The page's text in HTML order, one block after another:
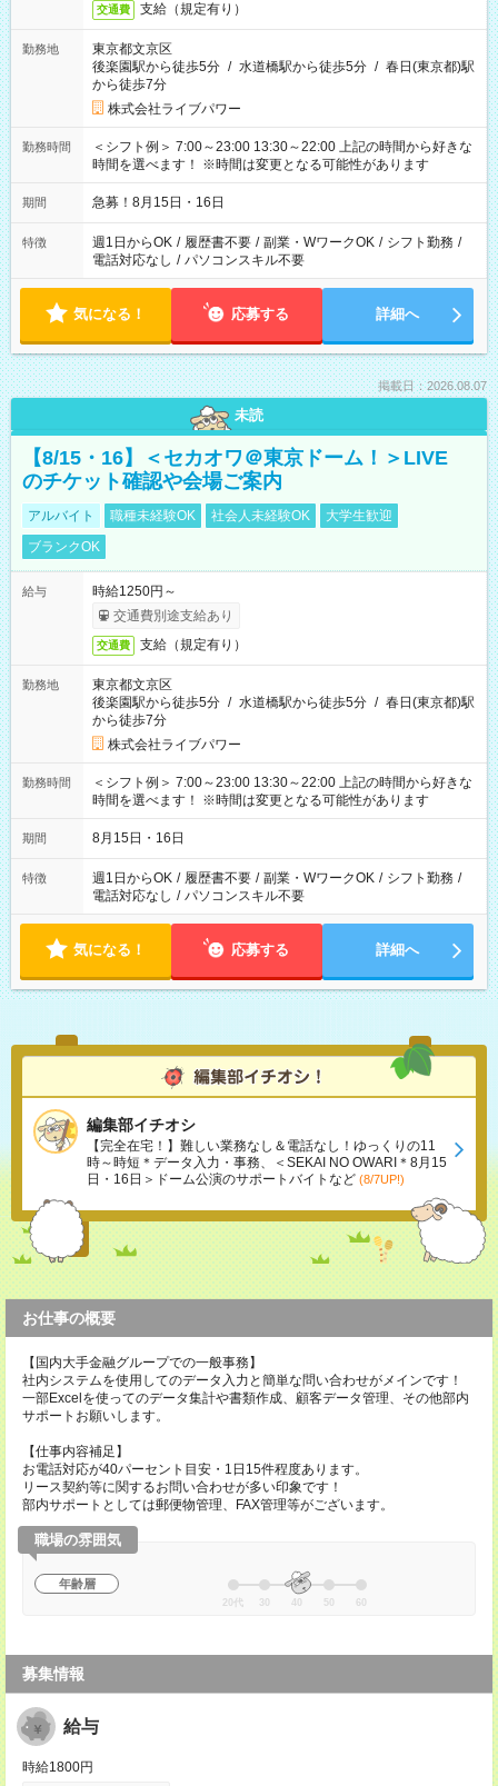
交通費 支給（規定有り）
勤務地
東京都文京区
後楽園駅から徒歩5分 / 水道橋駅から徒歩5分 / 春日(東京都)駅
から徒歩7分
株式会社ライブパワー
勤務時間
＜シフト例＞ 7:00～23:00 13:30～22:00 上記の時間から好きな
時間を選べます！ ※時間は変更となる可能性があります
期間 急募！8月15日・16日
特徴 週1日からOK / 履歴書不要 / 副業・WワークOK / シフト勤務 /
電話対応なし / パソコンスキル不要
気になる！ 応募する 詳細へ
掲載日：2026.08.07
未読
【8/15・16】＜セカオワ＠東京ドーム！＞LIVE
のチケット確認や会場ご案内
アルバイト 職種未経験OK 社会人未経験OK
大学生歓迎
ブランクOK
給与
時給1250円～
交通費別途支給あり
交通費 支給（規定有り）
勤務地
東京都文京区
後楽園駅から徒歩5分 / 水道橋駅から徒歩5分 / 春日(東京都)駅
から徒歩7分
株式会社ライブパワー
勤務時間
＜シフト例＞ 7:00～23:00 13:30～22:00 上記の時間から好きな
時間を選べます！ ※時間は変更となる可能性があります
期間 8月15日・16日
特徴 週1日からOK / 履歴書不要 / 副業・WワークOK / シフト勤務 /
電話対応なし / パソコンスキル不要
気になる！ 応募する 詳細へ
編集部イチオシ
【完全在宅！】難しい業務なし＆電話なし！ゆっくりの11
時～時短＊データ入力・事務、＜SEKAI NO OWARI＊8月15
日・16日＞ドーム公演のサポートバイトなど (8/7UP!)
お仕事の概要
【国内大手金融グループでの一般事務】
社内システムを使用してのデータ入力と簡単な問い合わせがメインです！
一部Excelを使ってのデータ集計や書類作成、顧客データ管理、その他部内
サポートお願いします。
【仕事内容補足】
お電話対応が40パーセント目安・1日15件程度あります。
リース契約等に関するお問い合わせが多い印象です！
部内サポートとしては郵便物管理、FAX管理等がございます。
職場の雰囲気
年齢層
20代 30 40 50 60
募集情報
給与
時給1800円